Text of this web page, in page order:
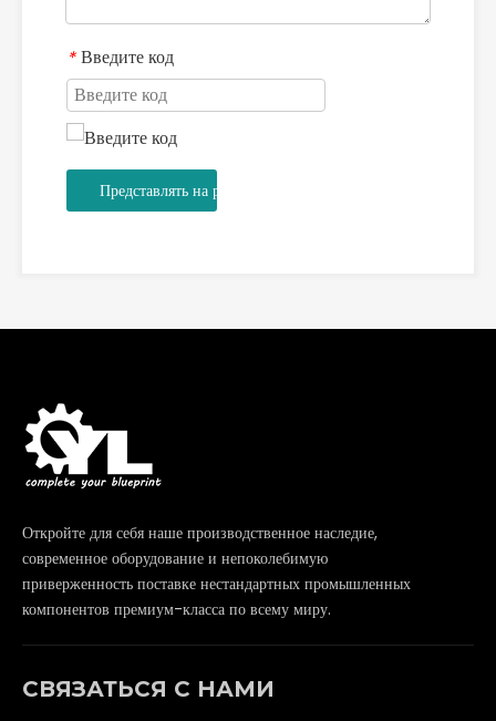
* Введите код
Представлять на рассмотрение
Откройте для себя наше производственное наследие,
современное оборудование и непоколебимую
приверженность поставке нестандартных промышленных
компонентов премиум-класса по всему миру.
СВЯЗАТЬСЯ С НАМИ